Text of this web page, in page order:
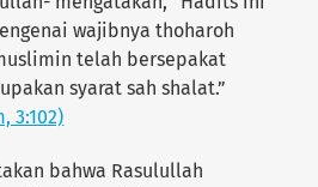
wajibnya thoharoh
telah bersepakat
syarat sah shalat.”
3:102)
bahwa Rasulullah